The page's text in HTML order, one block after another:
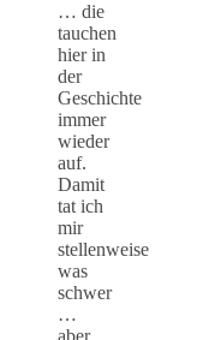
… die
tauchen
hier in
der
Geschichte
immer
wieder
auf.
Damit
tat ich
mir
stellenweise
was
schwer
…